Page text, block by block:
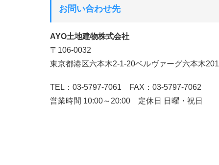
お問い合わせ先
AYO土地建物株式会社
〒106-0032
東京都港区六本木2-1-20ベルヴァーグ六本木201
TEL：03-5797-7061 FAX：03-5797-7062
営業時間 10:00～20:00 定休日 日曜・祝日